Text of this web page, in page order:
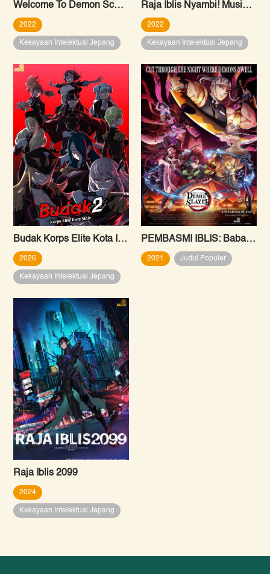
Welcome To Demon School! Iruma-kun Season 3
2022
Kekayaan Intelektual Jepang
Raja Iblis Nyambi! Musim Kedua
2022
Kekayaan Intelektual Jepang
Budak Korps Elite Kota Iblis – Musim Kedua
2026
Kekayaan Intelektual Jepang
PEMBASMI IBLIS: Babak Distrik Hiburan
2021 Judul Populer
Raja Iblis 2099
2024
Kekayaan Intelektual Jepang